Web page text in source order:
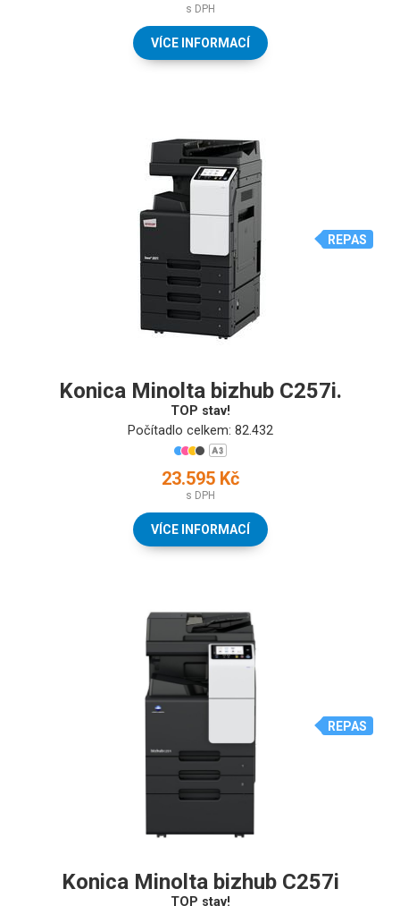
s DPH
VÍCE INFORMACÍ
REPAS
Konica Minolta bizhub C257i.
TOP stav!
Počítadlo celkem: 82.432
23.595 Kč
s DPH
VÍCE INFORMACÍ
REPAS
Konica Minolta bizhub C257i
TOP stav!